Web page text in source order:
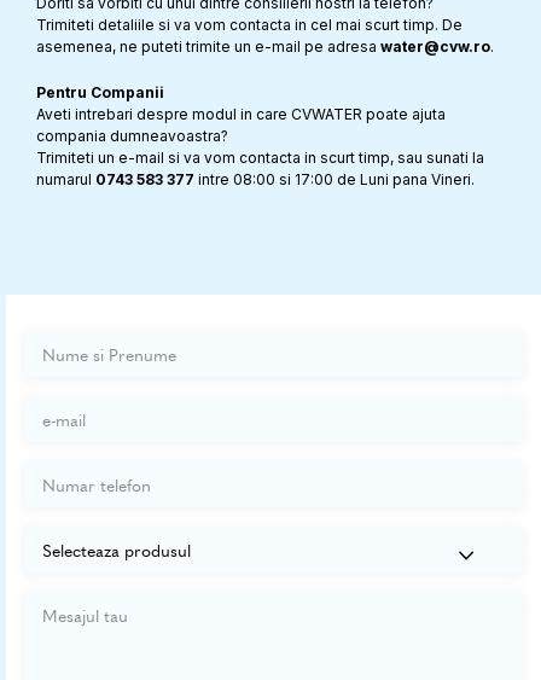
Trimiteti detaliile si va vom contacta in cel mai scurt timp. De
asemenea, ne puteti trimite un e-mail pe adresa water@cvw.ro.
Pentru Companii
Aveti intrebari despre modul in care CVWATER poate ajuta
compania dumneavoastra?
Trimiteti un e-mail si va vom contacta in scurt timp, sau sunati la
numarul 0743 583 377 intre 08:00 si 17:00 de Luni pana Vineri.